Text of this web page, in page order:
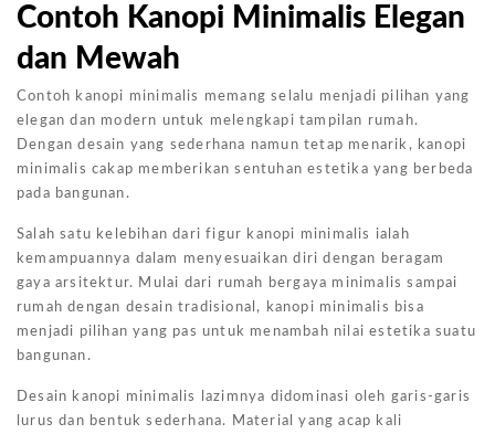
Contoh Kanopi Minimalis Elegan
dan Mewah
Contoh kanopi minimalis memang selalu menjadi pilihan yang
elegan dan modern untuk melengkapi tampilan rumah.
Dengan desain yang sederhana namun tetap menarik, kanopi
minimalis cakap memberikan sentuhan estetika yang berbeda
pada bangunan.
Salah satu kelebihan dari figur kanopi minimalis ialah
kemampuannya dalam menyesuaikan diri dengan beragam
gaya arsitektur. Mulai dari rumah bergaya minimalis sampai
rumah dengan desain tradisional, kanopi minimalis bisa
menjadi pilihan yang pas untuk menambah nilai estetika suatu
bangunan.
Desain kanopi minimalis lazimnya didominasi oleh garis-garis
lurus dan bentuk sederhana. Material yang acap kali